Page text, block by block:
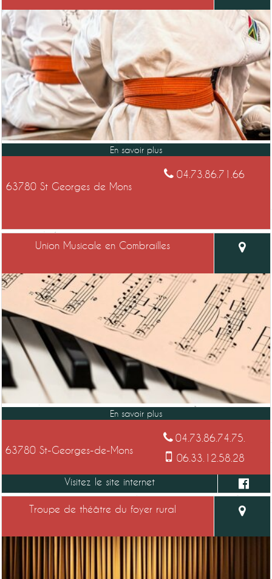
63780 St Georges de Mons
04.73.86.71.66
Union Musicale en Combrailles
63780 St-Georges-de-Mons
04.73.86.74.75.
06.33.12.58.28
Troupe de théâtre du foyer rural